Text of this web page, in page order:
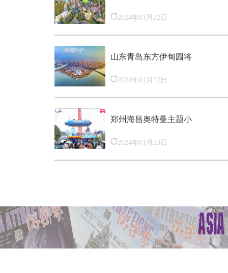
2024年01月22日
山东青岛东方伊甸园将
2024年01月22日
郑州海昌奥特曼主题小
2024年01月23日